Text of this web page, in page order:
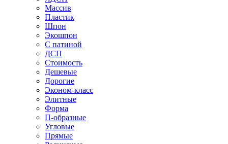
Массив
Пластик
Шпон
Экошпон
С патиной
ДСП
Стоимость
Дешевые
Дорогие
Эконом-класс
Элитные
Форма
П-образные
Угловые
Прямые